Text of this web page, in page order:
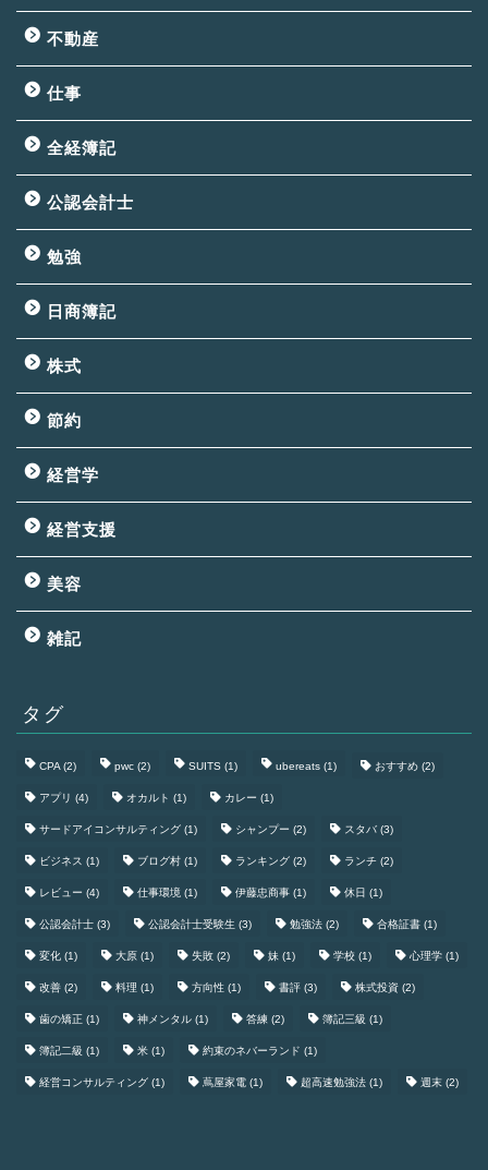
不動産
仕事
全経簿記
公認会計士
勉強
日商簿記
株式
節約
経営学
経営支援
美容
雑記
タグ
CPA(2) pwc (2) SUITS (1) ubereats (1) おすすめ (2)
アプリ (4) オカルト (1) カレー (1)
サードアイコンサルティング (1) シャンプー (2) スタバ (3)
ビジネス (1) ブログ村 (1) ランキング (2) ランチ (2)
レビュー (4) 仕事環境 (1) 伊藤忠商事 (1) 休日 (1)
公認会計士 (3) 公認会計士受験生 (3) 勉強法 (2) 合格証書 (1)
変化 (1) 大原 (1) 失敗 (2) 妹 (1) 学校 (1) 心理学 (1)
改善 (2) 料理 (1) 方向性 (1) 書評 (3) 株式投資 (2)
歯の矯正 (1) 神メンタル (1) 答練 (2) 簿記三級 (1)
簿記二級 (1) 米 (1) 約束のネバーランド (1)
経営コンサルティング (1) 蔦屋家電 (1) 超高速勉強法 (1) 週末 (2)